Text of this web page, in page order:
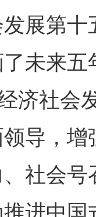
展第
未来
济社会
导，
社会
进中